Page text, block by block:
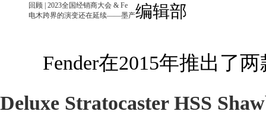
回顾 | 2023全国经销商大会 & Fe
电木跨界的演变还在延续——墨产编辑部
Fender在2015年推出了
Deluxe Stratocaster HSS